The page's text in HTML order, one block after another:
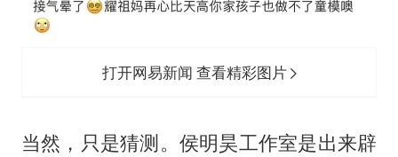
打开网易新闻 查看精彩图片
当然，只是猜测。侯明昊工作室是出来辟